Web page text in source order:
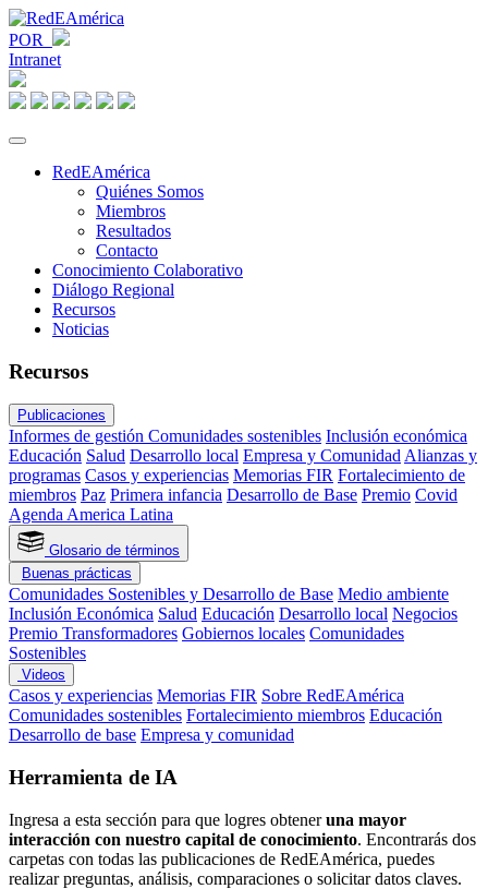
POR
Intranet
RedEAmérica
Quiénes Somos
Miembros
Resultados
Contacto
Conocimiento Colaborativo
Diálogo Regional
Recursos
Noticias
Recursos
Publicaciones
Informes de gestión Comunidades sostenibles Inclusión económica
Educación Salud Desarrollo local Empresa y ComunidadAlianzas y
programas Casos y experiencias Memorias FIR Fortalecimiento de
miembros Paz Primera infancia Desarrollo de Base Premio Covid
Agenda America Latina
Glosario de términos
Buenas prácticas
Comunidades Sostenibles y Desarrollo de Base Medio ambiente
Inclusión Económica Salud Educación Desarrollo local Negocios
Premio Transformadores Gobiernos locales Comunidades
Sostenibles
Videos
Casos y experiencias Memorias FIR Sobre RedEAmérica
Comunidades sostenibles Fortalecimiento miembros Educación
Desarrollo de base Empresa y comunidad
Herramienta de IA
Ingresa a esta sección para que logres obteneruna mayor
interacción con nuestro capital de conocimiento. Encontrarás dos
carpetas con todas las publicaciones de RedEAmérica, puedes
realizar preguntas, análisis, comparaciones o solicitar datos claves.